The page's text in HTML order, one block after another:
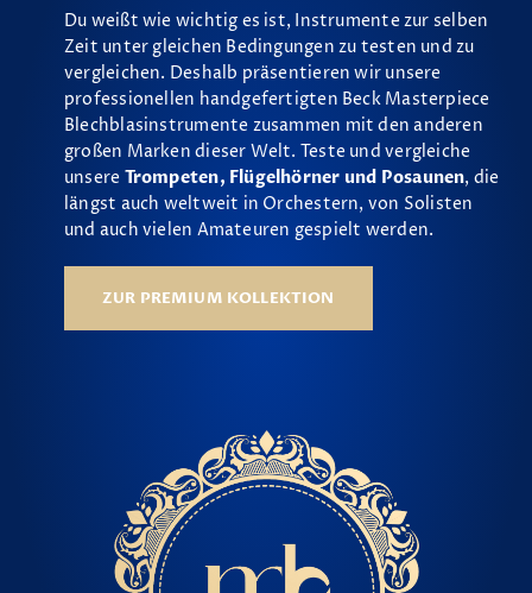
Du weißt wie wichtig es ist, Instrumente zur selben
Zeit unter gleichen Bedingungen zu testen und zu
vergleichen. Deshalb präsentieren wir unsere
professionellen handgefertigten Beck Masterpiece
Blechblasinstrumente zusammen mit den anderen
großen Marken dieser Welt. Teste und vergleiche
unsere Trompeten, Flügelhörner und Posaunen, die
längst auch weltweit in Orchestern, von Solisten
und auch vielen Amateuren gespielt werden.
ZUR PREMIUM KOLLEKTION